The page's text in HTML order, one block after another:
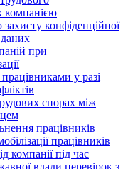
компанією
конфіденційної
при
у разі
спорах між
працівників
працівників
компанії під час